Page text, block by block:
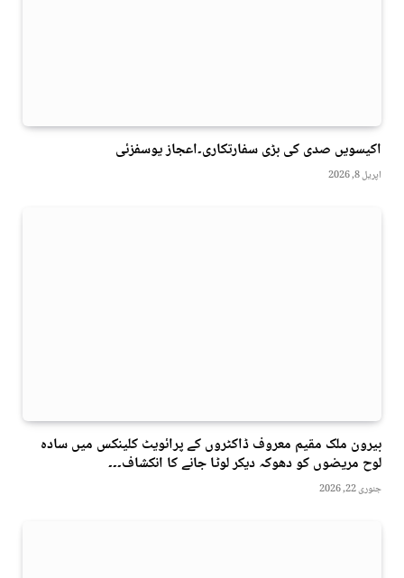
اکیسویں صدی کی بڑی سفارتکاری۔اعجاز یوسفزئی
اپریل 8, 2026
بیرون ملک مقیم معروف ڈاکٹروں کے پرائویٹ کلینکس میں سادہ
لوح مریضوں کو دھوکہ دیکر لوٹا جانے کا انکشاف۔۔۔
جنوری 22, 2026